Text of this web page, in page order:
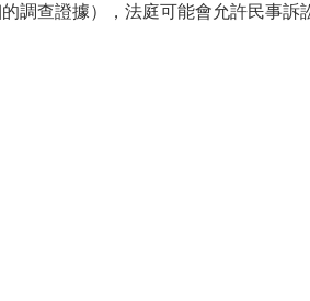
調查證據），法庭可能會允許民事